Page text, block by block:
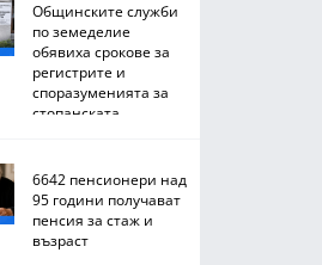
Общинските служби
по земеделие
обявиха срокове за
регистрите и
споразуменията за
стопанската
6642 пенсионери над
95 години получават
пенсия за стаж и
възраст